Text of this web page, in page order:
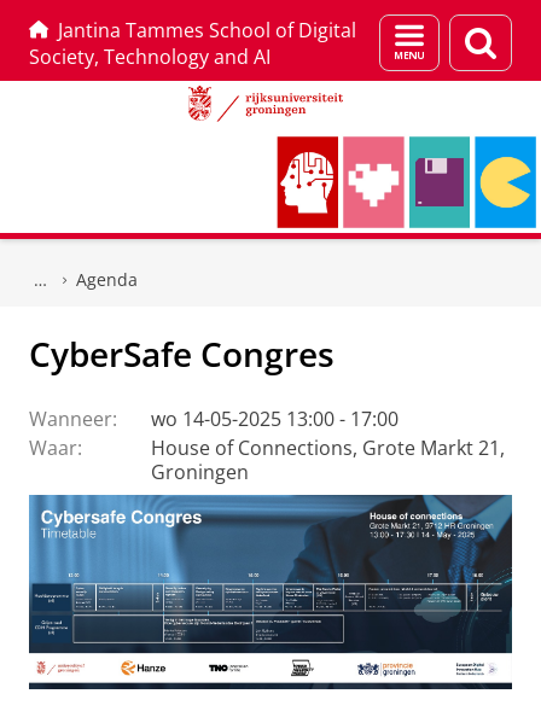
Jantina Tammes School of Digital
Society, Technology and AI
Menu
en
Agenda
CyberSafe Congres
Wanneer:
wo 14-05-2025 13:00 - 17:00
Waar:
House of Connections, Grote Markt 21,
Groningen